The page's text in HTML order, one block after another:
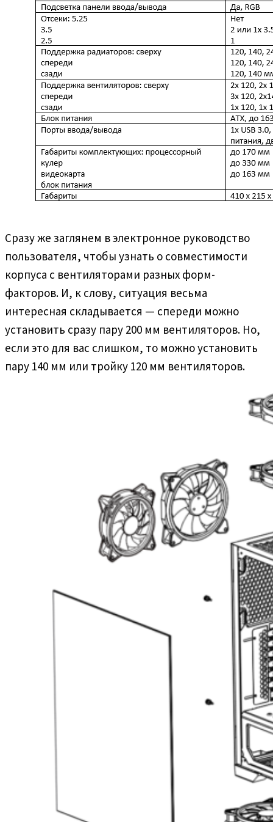
Сразу же заглянем в электронное руководство
пользователя, чтобы узнать о совместимости
корпуса с вентиляторами разных форм-
факторов. И, к слову, ситуация весьма
интересная складывается — спереди можно
установить сразу пару 200 мм вентиляторов. Но,
если это для вас слишком, то можно установить
пару 140 мм или тройку 120 мм вентиляторов.